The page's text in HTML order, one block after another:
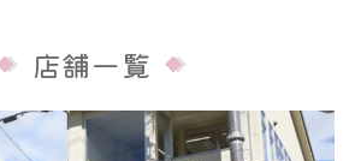
店舗一覧